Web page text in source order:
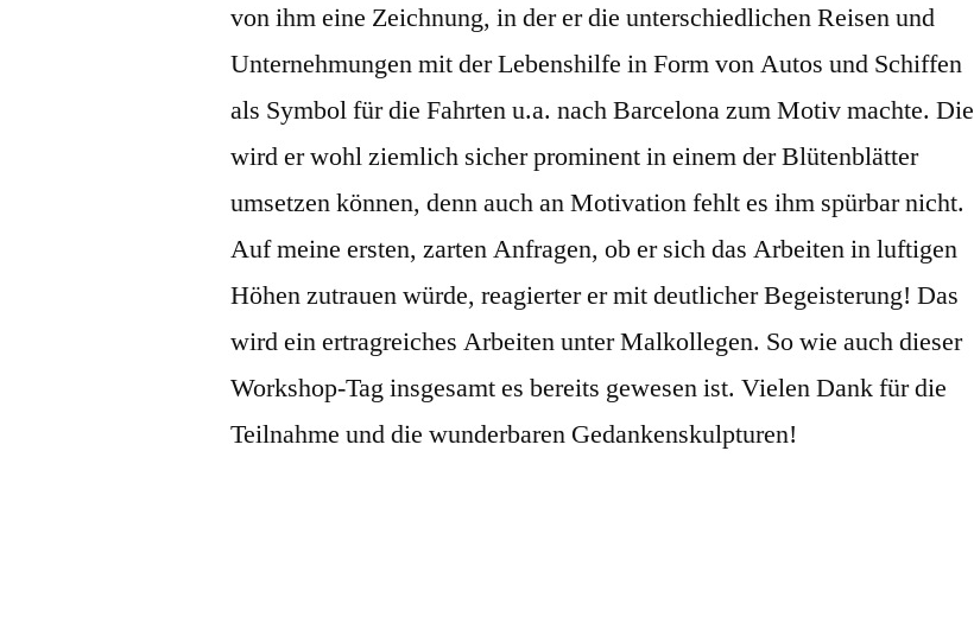
von ihm eine Zeichnung, in der er die unterschiedlichen Reisen und
Unternehmungen mit der Lebenshilfe in Form von Autos und Schiffen
als Symbol für die Fahrten u.a. nach Barcelona zum Motiv machte. Die
wird er wohl ziemlich sicher prominent in einem der Blütenblätter
umsetzen können, denn auch an Motivation fehlt es ihm spürbar nicht.
Auf meine ersten, zarten Anfragen, ob er sich das Arbeiten in luftigen
Höhen zutrauen würde, reagierter er mit deutlicher Begeisterung! Das
wird ein ertragreiches Arbeiten unter Malkollegen. So wie auch dieser
Workshop-Tag insgesamt es bereits gewesen ist. Vielen Dank für die
Teilnahme und die wunderbaren Gedankenskulpturen!